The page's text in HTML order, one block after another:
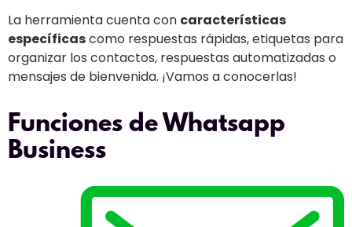
La herramienta cuenta con características
específicascomo respuestas rápidas, etiquetas para
organizar los contactos, respuestas automatizadas o
mensajes de bienvenida. ¡Vamos a conocerlas!
Funciones de Whatsapp
Business